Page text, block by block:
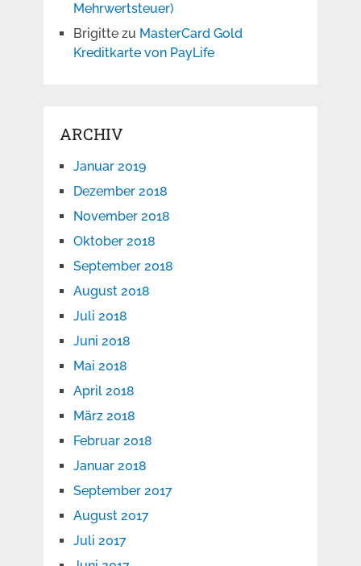
Mehrwertsteuer)
Brigittezu MasterCard Gold
Kreditkarte von PayLife
ARCHIV
Januar 2019
Dezember 2018
November 2018
Oktober 2018
September 2018
August 2018
Juli 2018
Juni 2018
Mai 2018
April 2018
März 2018
Februar 2018
Januar 2018
September 2017
August 2017
Juli 2017